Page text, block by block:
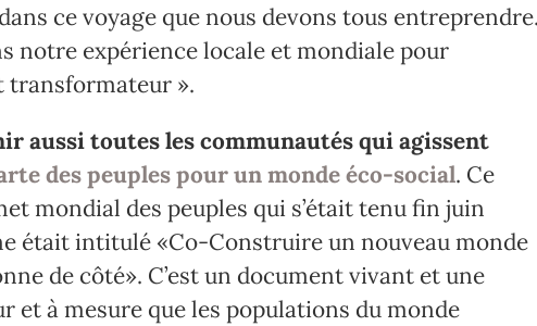
ce voyage que nous devons tous entreprendre.
notre expérience locale et mondiale pour
transformateur ».
aussi toutes les communautés qui agissent
des peuples pour un monde éco-social. Ce
mondial des peuples qui s’était tenu fin juin
était intitulé «Co-Construire un nouveau monde
de côté». C’est un document vivant et une
et à mesure que les populations du monde